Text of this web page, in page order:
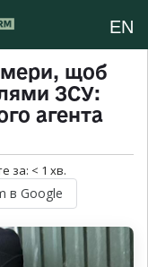
EN
щоб
ЗСУ:
агента
за: < 1 хв.
в Google